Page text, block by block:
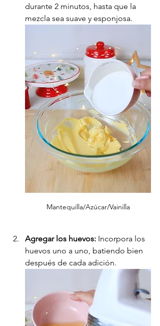
durante 2 minutos, hasta que la
mezcla sea suave y esponjosa.
Mantequilla/Azúcar/Vainilla
Agregar los huevos: Incorpora los
huevos uno a uno, batiendo bien
después de cada adición.